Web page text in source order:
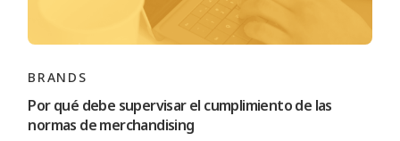
BRANDS
Por qué debe supervisar el cumplimiento de las
normas de merchandising